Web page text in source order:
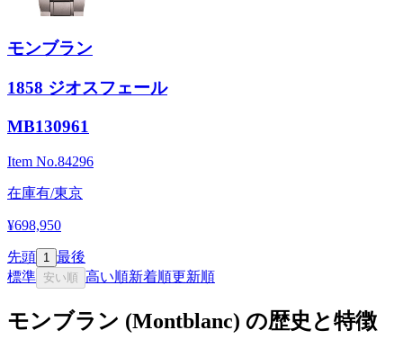
モンブラン
1858 ジオスフェール
MB130961
Item No.84296
在庫有/東京
¥698,950
先頭 1
最後
標準 安い順 高い順新着順更新順
モンブラン (Montblanc) の歴史と特徴